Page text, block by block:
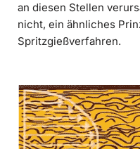
an diesen Stellen
nicht, ein ähnliches
Spritzgießverfahren.